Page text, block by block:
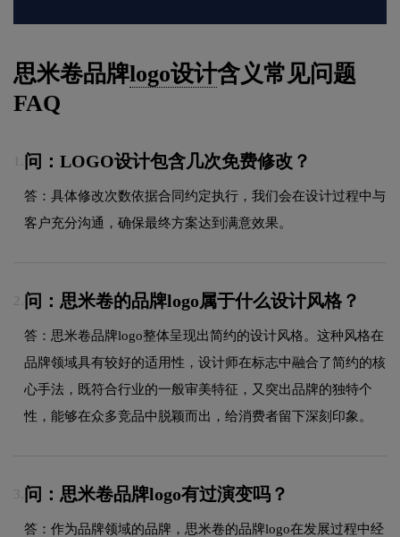
思米卷品牌logo设计含义常见问题
FAQ
问：LOGO设计包含几次免费修改？
答：具体修改次数依据合同约定执行，我们会在设计过程中与
客户充分沟通，确保最终方案达到满意效果。
2. 问：思米卷的品牌logo属于什么设计风格？
答：思米卷品牌logo整体呈现出简约的设计风格。这种风格在
品牌领域具有较好的适用性，设计师在标志中融合了简约的核
心手法，既符合行业的一般审美特征，又突出品牌的独特个
性，能够在众多竞品中脱颖而出，给消费者留下深刻印象。
3. 问：思米卷品牌logo有过演变吗？
答：作为品牌领域的品牌，思米卷的品牌logo在发展过程中经